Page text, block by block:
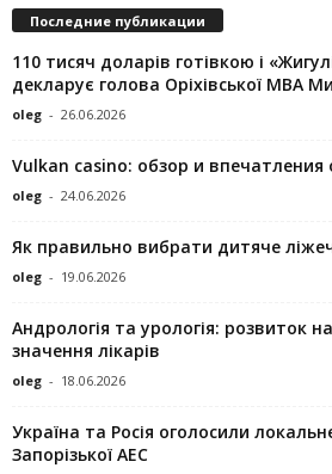
Последние публикации
110 тисяч доларів готівкою і
декларує голова Оріхівської МВА
oleg - 26.06.2026
Vulkan casino: обзор и
oleg - 24.06.2026
Як правильно вибрати дитяче
oleg - 19.06.2026
Андрологія та урологія: розвиток
значення лікарів
oleg - 18.06.2026
Україна та Росія оголосили
Запорізької АЕС